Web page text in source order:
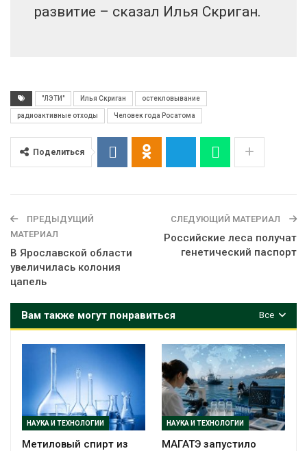
развитие – сказал Илья Скриган.
"ЛЭТИ" Илья Скриган остекловывание
радиоактивные отходы Человек года Росатома
Поделиться
ПРЕДЫДУЩИЙ
МАТЕРИАЛ
В Ярославской области
увеличилась колония
цапель
СЛЕДУЮЩИЙ МАТЕРИАЛ
Российские леса получат
генетический паспорт
Все
Вам также могут понравиться
НАУКА И ТЕХНОЛОГИИ
Метиловый спирт из
НАУКА И ТЕХНОЛОГИИ
МАГАТЭ запустило